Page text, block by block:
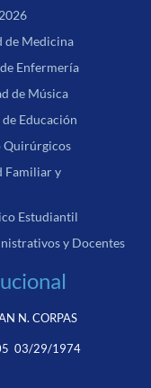
de Medicina
Enfermería
de Música
Educación
Quirúrgicos
Familiar y
Estudiantil
y Docentes
N. CORPAS
03/29/1974